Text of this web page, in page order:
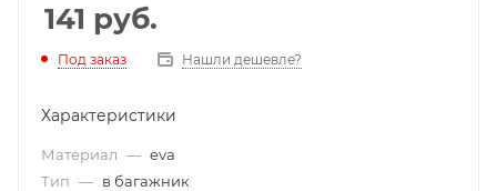
141 руб.
Под заказ Нашли дешевле?
Характеристики
Материал — eva
Тип — в багажник